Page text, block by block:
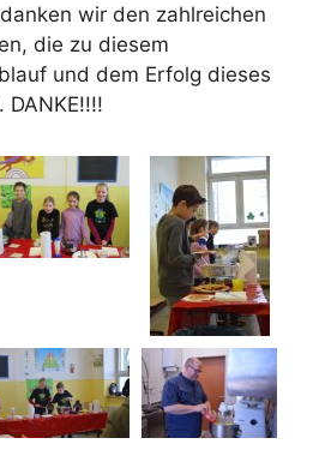
wir den zahlreichen
die zu diesem
und dem Erfolg dieses